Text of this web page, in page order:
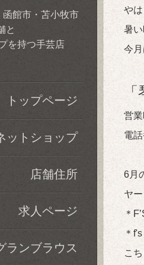
や
暑
今
営
電
6月
ヤ
＊
＊
こ
館市・苫小牧市
と
を持つ手芸店
トップページ
ットショップ
店舗住所
求人ページ
ランブラウス